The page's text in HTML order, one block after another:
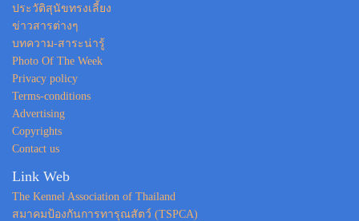
ประวัติสุนัขทรงเลี้ยง
ข่าวสารต่างๆ
บทความ-สาระน่ารู้
Photo Of The Week
Privacy policy
Terms-conditions
Advertising
Copyrights
Contact us
Link Web
The Kennel Association of Thailand
สมาคมป้องกันการทารุณสัตว์ (TSPCA)